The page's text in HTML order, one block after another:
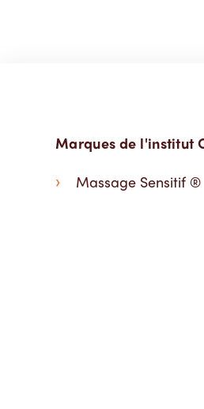
Marques de l'institut
Massage Sensitif ®